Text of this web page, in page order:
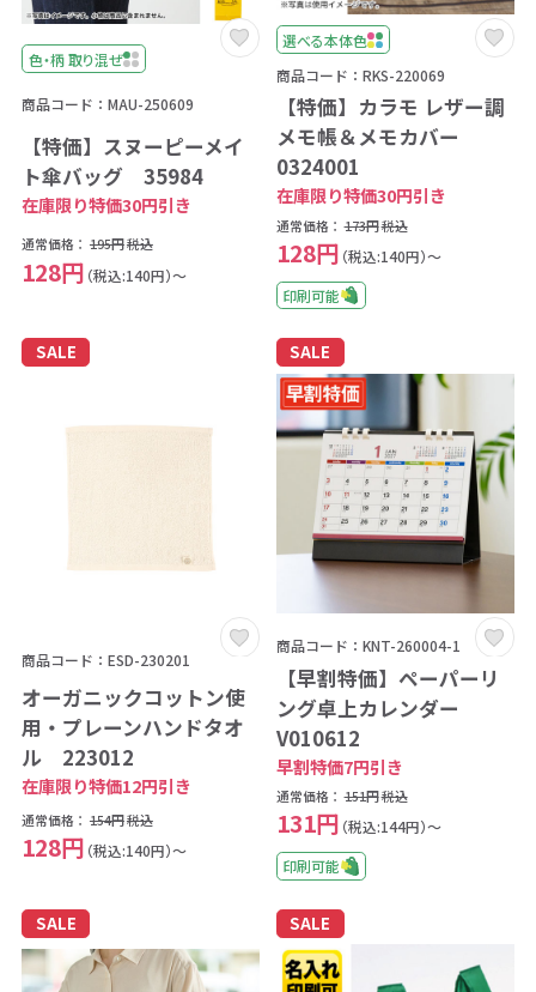
色・柄 取り混ぜ
商品コード：MAU-250609
【特価】スヌーピーメイ
ト傘バッグ 35984
在庫限り特価30円引き
通常価格： 195円税込
128円 （税込:140円）～
選べる本体色
商品コード：RKS-220069
【特価】カラモ レザー調
メモ帳＆メモカバー
0324001
在庫限り特価30円引き
通常価格： 173円税込
128円 （税込:140円）～
印刷可能
SALE
商品コード：ESD-230201
オーガニックコットン使
用・プレーンハンドタオ
ル 223012
在庫限り特価12円引き
通常価格： 154円税込
128円 （税込:140円）～
SALE
商品コード：KNT-260004-1
【早割特価】ペーパーリ
ング卓上カレンダー
V010612
早割特価7円引き
通常価格： 151円税込
131円 （税込:144円）～
印刷可能
SALE SALE